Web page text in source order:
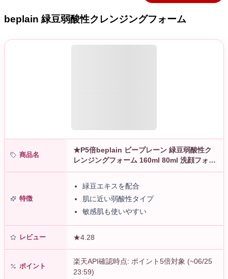
beplain 緑豆弱酸性クレンジングフォーム
商品名
★P5倍beplain ビープレーン 緑豆弱酸性ク
レンジングフォーム 160ml 80ml 洗顔フォー
ム メイク落とし クレンジング 敏感肌 韓国コ
特徴
緑豆エキスを配合
肌に近い弱酸性タイプ
敏感肌も使いやすい
レビュー ★4.28
ポイント
楽天API確認時点: ポイント5倍対象 (~06/25
23:59)